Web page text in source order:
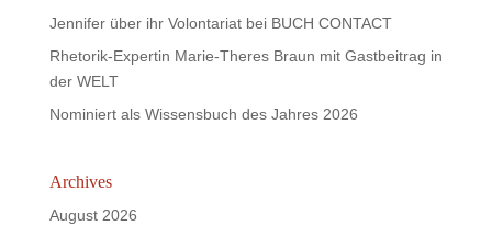
Jennifer über ihr Volontariat bei BUCH CONTACT
Rhetorik-Expertin Marie-Theres Braun mit Gastbeitrag in
der WELT
Nominiert als Wissensbuch des Jahres 2026
Archives
August 2026